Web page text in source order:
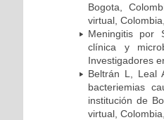
Bogota,
virtual,
Meningitis por
clínica y
Investigadores
Beltrán L, Leal
bacteriemias
institución de
virtual,